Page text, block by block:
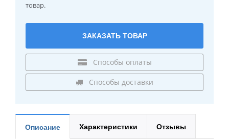
товар.
ЗАКАЗАТЬ ТОВАР
Способы оплаты
Способы доставки
Описание Характеристики Отзывы